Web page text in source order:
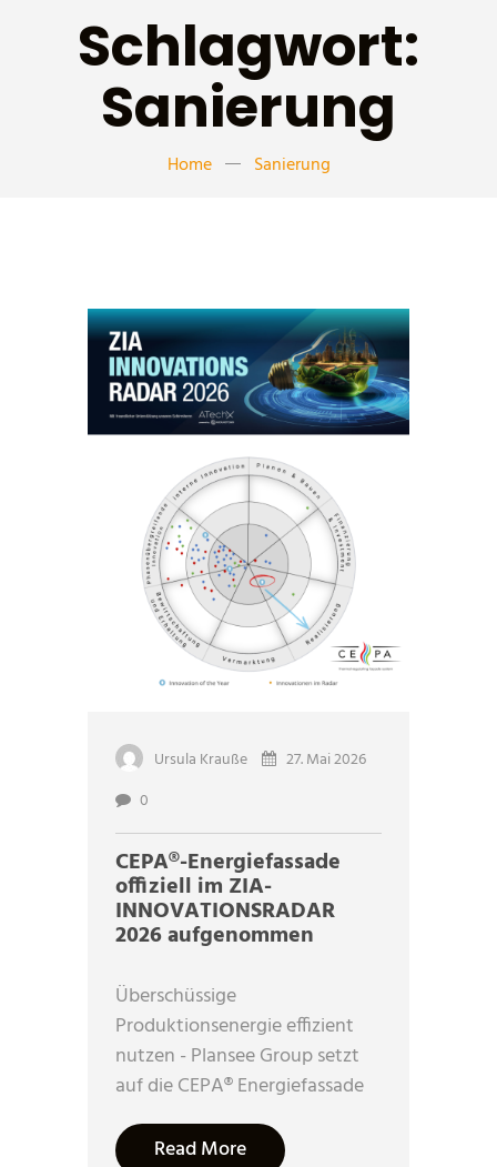
Schlagwort:
Sanierung
Home Sanierung
Ursula Krauße
27. Mai 2026
0
CEPA®-Energiefassade
offiziell im ZIA-
INNOVATIONSRADAR
2026 aufgenommen
Überschüssige
Produktionsenergie effizient
nutzen - Plansee Group setzt
auf die CEPA® Energiefassade
Read More